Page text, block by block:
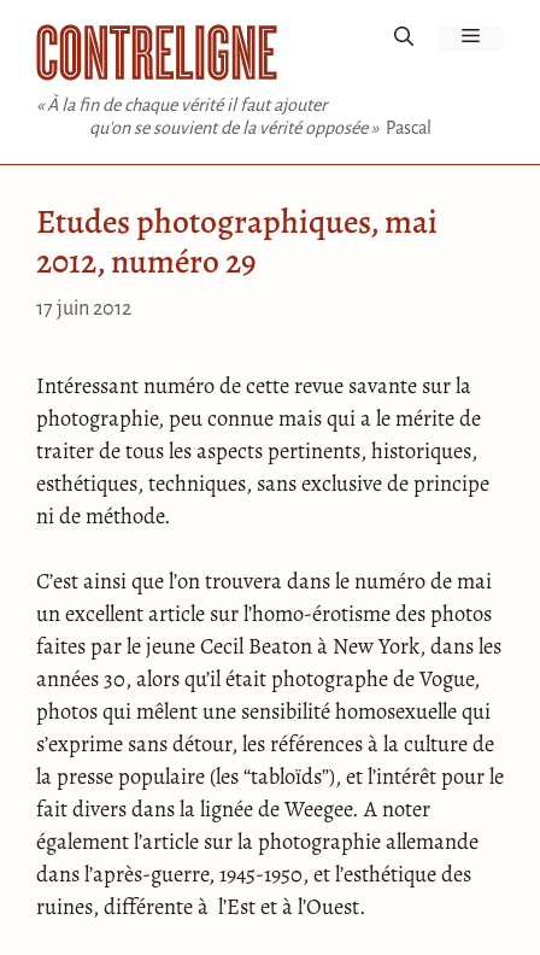
contenu
« À la fin de chaque vérité il faut ajouter
qu'on se souvient de la vérité opposée » Pascal
Menu
Etudes photographiques, mai
2012, numéro 29
17 juin 2012
Intéressant numéro de cette revue savante sur la
photographie, peu connue mais qui a le mérite de
traiter de tous les aspects pertinents, historiques,
esthétiques, techniques, sans exclusive de principe
ni de méthode.
C’est ainsi que l’on trouvera dans le numéro de mai
un excellent article sur l’homo-érotisme des photos
faites par le jeune Cecil Beaton à New York, dans les
années 30, alors qu’il était photographe de Vogue,
photos qui mêlent une sensibilité homosexuelle qui
s’exprime sans détour, les références à la culture de
la presse populaire (les “tabloïds”), et l’intérêt pour le
fait divers dans la lignée de Weegee. A noter
également l’article sur la photographie allemande
dans l’après-guerre, 1945-1950, et l’esthétique des
ruines, différente à l’Est et à l’Ouest.